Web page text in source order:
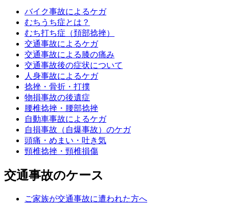
バイク事故によるケガ
むちうち症とは？
むち打ち症（頚部捻挫）
交通事故によるケガ
交通事故による膝の痛み
交通事故後の症状について
人身事故によるケガ
捻挫・骨折・打撲
物損事故の後遺症
腰椎捻挫・腰部捻挫
自動車事故によるケガ
自損事故（自爆事故）のケガ
頭痛・めまい・吐き気
頸椎捻挫・頸椎損傷
交通事故のケース
ご家族が交通事故に遭われた方へ